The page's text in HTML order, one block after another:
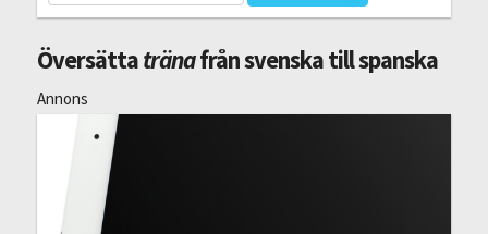
Översättatränafrån svenska till spanska
Annons